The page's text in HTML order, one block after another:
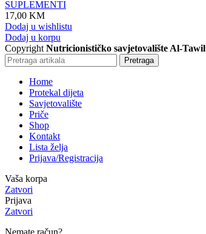
SUPLEMENTI
17,00 KM
Dodaj u wishlistu
Dodaj u korpu
Copyright Nutricionističko savjetovalište Al-Tawil
Pretraga
Home
Protekal dijeta
Savjetovalište
Priče
Shop
Kontakt
Lista želja
Prijava/Registracija
Vaša korpa
Zatvori
Prijava
Zatvori
Nemate račun?